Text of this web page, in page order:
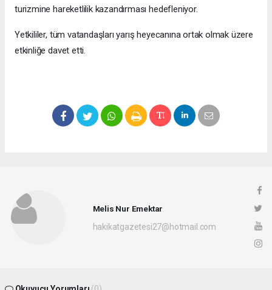
turizmine hareketlilik kazandırması hedefleniyor.
Yetkililer, tüm vatandaşları yarış heyecanına ortak olmak üzere
etkinliğe davet etti.
Melis Nur Emektar
hakikatgazetesi27@hotmail.com